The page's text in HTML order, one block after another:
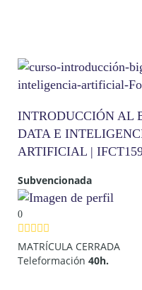
INTRODUCCIÓN AL
DATA E
ARTIFICIAL |
Subvencionada
0
MATRÍCULA CERRADA
Teleformación40h.